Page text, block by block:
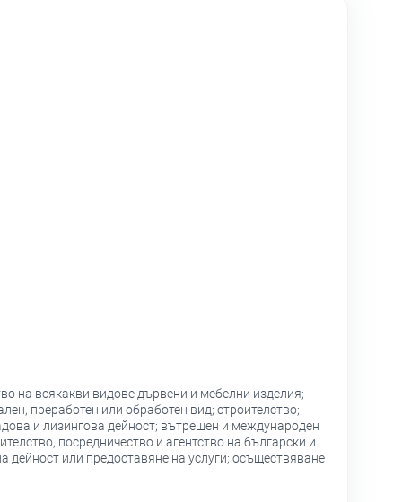
на всякакви видове дървени и мебелни изделия;
преработен или обработен вид; строителство;
и лизингова дейност; вътрешен и международен
посредничество и агентство на български и
или предоставяне на услуги; осъществяване